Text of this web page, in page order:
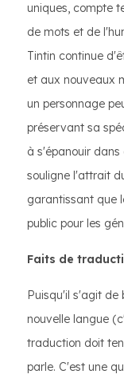
uniques, compte
de mots et de
Tintin continue
et aux nouveaux
un personnage
préservant sa
à s'épanouir
souligne l'attrait
garantissant que
public pour les
Faits de
Puisqu'il s'agit de
nouvelle langue
traduction doit
parle. C'est une